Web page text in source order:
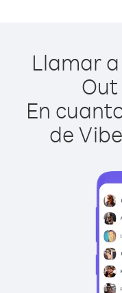
Llamar
Out
En
de